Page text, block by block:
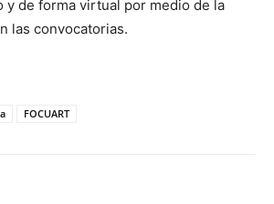
y de forma virtual por medio de la
las convocatorias.
FOCUART